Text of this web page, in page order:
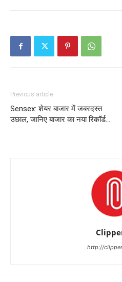
Previous article
Sensex: शेयर बाजार में जबरदस्त
उछाल, जानिए बाजार का नया रिकॉर्ड…
http://